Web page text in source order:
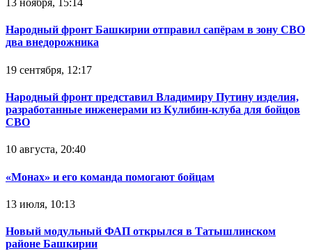
13 ноября, 15:14
Народный фронт Башкирии отправил сапёрам в зону СВО
два внедорожника
19 сентября, 12:17
Народный фронт представил Владимиру Путину изделия,
разработанные инженерами из Кулибин-клуба для бойцов
СВО
10 августа, 20:40
«Монах» и его команда помогают бойцам
13 июля, 10:13
Новый модульный ФАП открылся в Татышлинском
районе Башкирии